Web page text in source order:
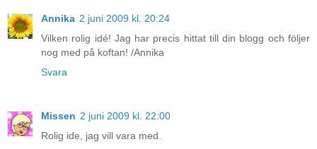
Annika 2 juni 2009 kl. 20:24
Vilken rolig idé! Jag har precis hittat till din blogg och följer
nog med på koftan! /Annika
Svara
Missen 2 juni 2009 kl. 22:00
Rolig ide, jag vill vara med.